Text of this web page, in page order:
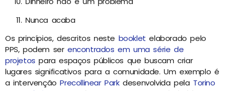
Nunca acaba
Os princípios, descritos neste booklet elaborado pelo
PPS, podem ser encontrados em uma série de
projetos para espaços públicos que buscam criar
lugares significativos para a comunidade. Um exemplo é
a intervençãoPrecollinear Parkdesenvolvida pela Torino